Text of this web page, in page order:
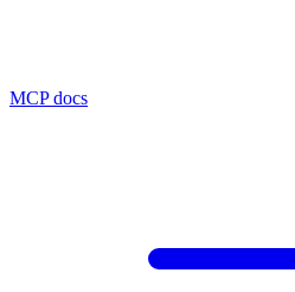
MCP docs